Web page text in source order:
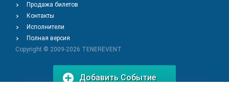
Продажа билетов
Контакты
Исполнители
Полная версия
Copyright © 2009-2026 TENEREVENT
Добавить Событие